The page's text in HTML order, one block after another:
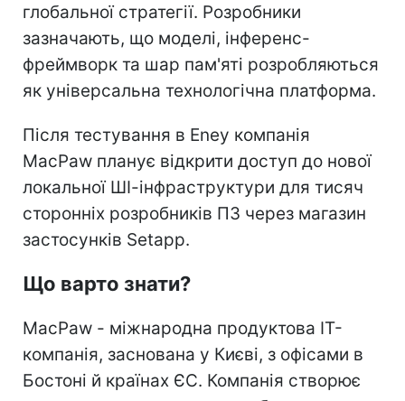
глобальної стратегії. Розробники
зазначають, що моделі, інференс-
фреймворк та шар пам'яті розробляються
як універсальна технологічна платформа.
Після тестування в Eney компанія
MacPaw планує відкрити доступ до нової
локальної ШІ-інфраструктури для тисяч
сторонніх розробників ПЗ через магазин
застосунків Setapp.
Що варто знати?
MacPaw - міжнародна продуктова IT-
компанія, заснована у Києві, з офісами в
Бостоні й країнах ЄС. Компанія створює